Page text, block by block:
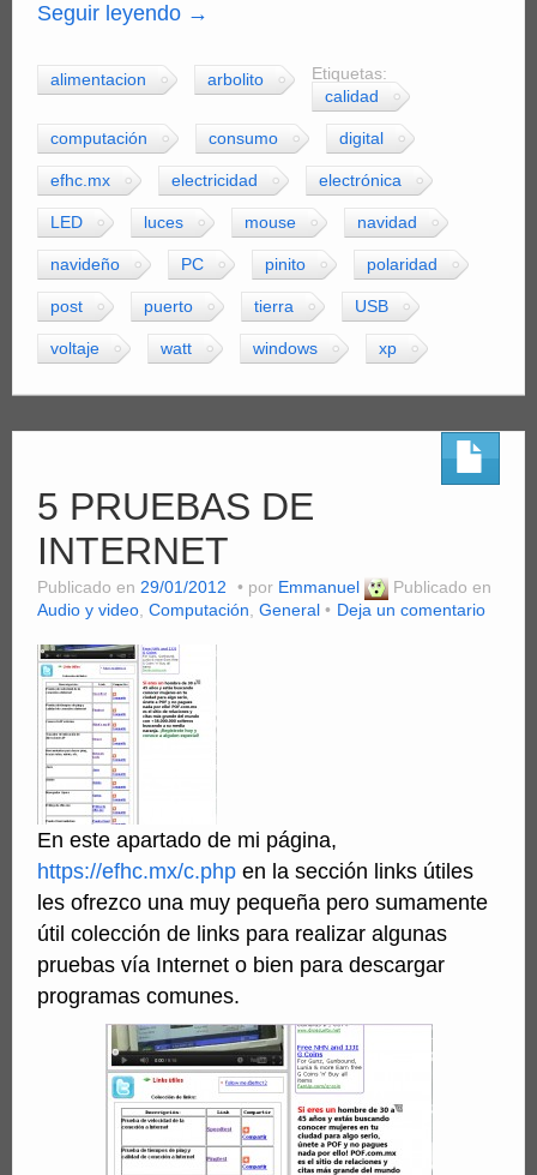
Seguir leyendo →
Etiquetas:
alimentacion
arbolito
calidad
computación consumo digital
efhc.mx electricidad electrónica
LED luces mouse navidad
navideño PC pinito polaridad
post puerto tierra USB
voltaje watt windows xp
5 PRUEBAS DE
INTERNET
Publicado en 29/01/2012 por Emmanuel
Publicado en
Audio y video Computación General Deja un comentario
En este apartado de mi página,
https://efhc.mx/c.php en la sección links útiles
les ofrezco una muy pequeña pero sumamente
útil colección de links para realizar algunas
pruebas vía Internet o bien para descargar
programas comunes.